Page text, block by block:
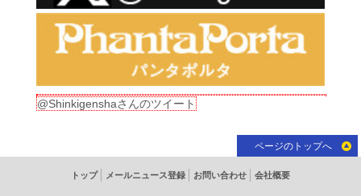
@Shinkigenshaさんのツイート
ページのトップへ
トップ メールニュース登録 お問い合わせ 会社概要